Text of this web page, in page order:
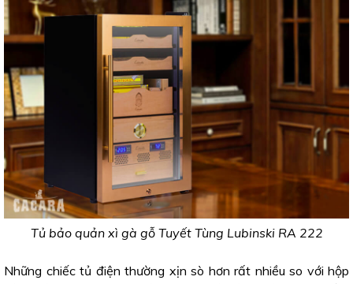
Tủ bảo quản xì gà gỗ Tuyết Tùng Lubinski RA 222
Những chiếc tủ điện thường xịn sò hơn rất nhiều so với hộp